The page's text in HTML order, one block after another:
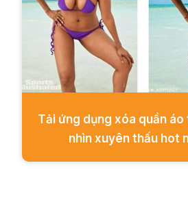
Tải ứng dụng xóa quần áo
nhìn xuyên thấu hot